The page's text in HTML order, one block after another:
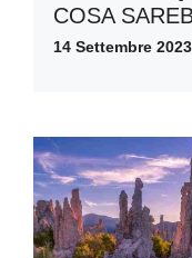
COSA
14 Settembre 2023